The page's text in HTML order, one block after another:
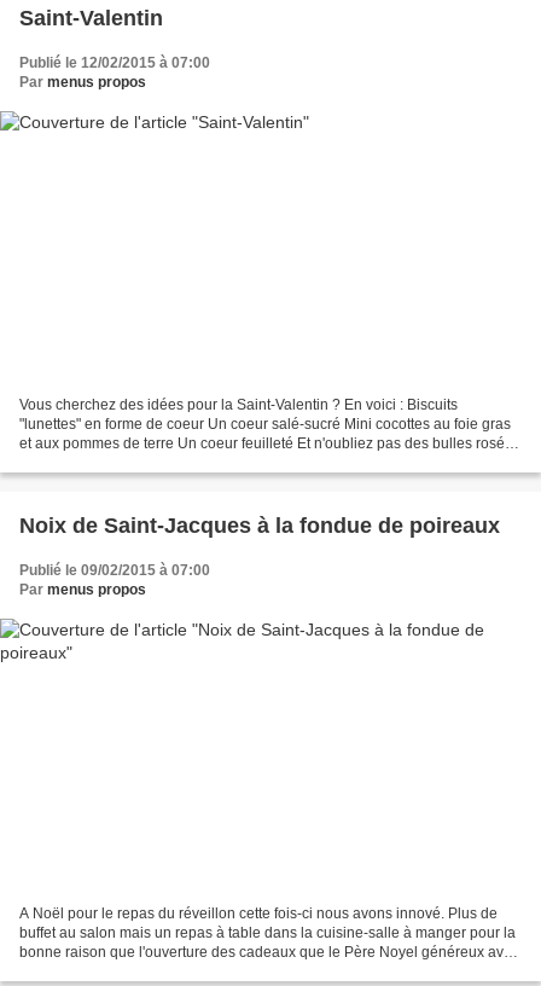
Saint-Valentin
Publié le 12/02/2015 à 07:00
Par menus propos
Vous cherchez des idées pour la Saint-Valentin ? En voici : Biscuits
"lunettes" en forme de coeur Un coeur salé-sucré Mini cocottes au foie gras
et aux pommes de terre Un coeur feuilleté Et n'oubliez pas des bulles rosées
Noix de Saint-Jacques à la fondue de poireaux
Publié le 09/02/2015 à 07:00
Par menus propos
A Noël pour le repas du réveillon cette fois-ci nous avons innové. Plus de
buffet au salon mais un repas à table dans la cuisine-salle à manger pour la
bonne raison que l'ouverture des cadeaux que le Père Noyel généreux avait